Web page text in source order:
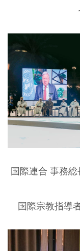
国際連合 事務
国際宗教指導